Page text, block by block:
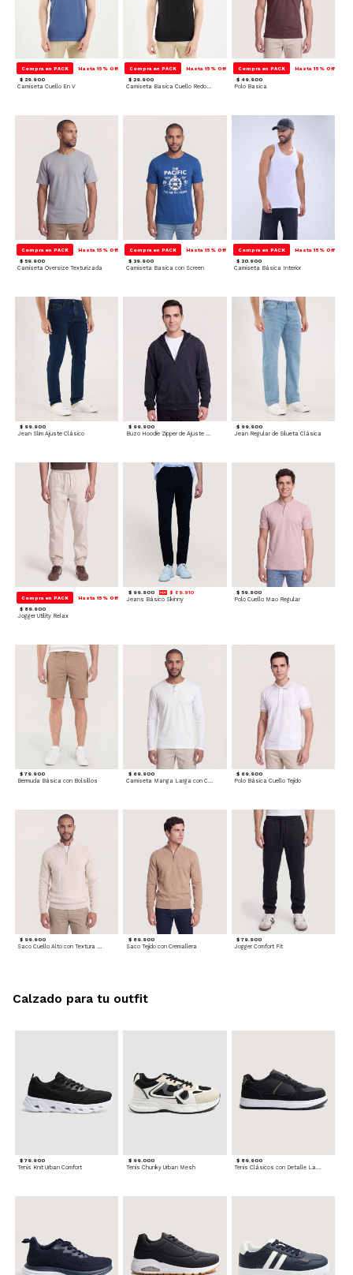
Compra en PACK Hasta 15% Off
$ 29.900
Camiseta Cuello En V
Compra en PACK Hasta 15% Off
$ 29.900
Camiseta Basica Cuello Redondo
Compra en PACK Hasta 15% Off
$ 49.900
Polo Basica
Compra en PACK Hasta 15% Off
$ 59.900
Camiseta Oversize Texturizada
Compra en PACK Hasta 15% Off
$ 39.900
Camiseta Basica con Screen
Compra en PACK Hasta 15% Off
$ 20.900
Camiseta Básica Interior
$ 99.900
Jean Slim Ajuste Clásico
$ 99.900
Buzo Hoodie Zipper de Ajuste Cómodo
$ 99.900
Jean Regular de Silueta Clásica
Compra en PACK Hasta 15% Off
$ 89.900
Jogger Utility Relax
$ 99.900 $ 89.910
Jeans Básico Skinny
$ 59.900
Polo Cuello Mao Regular
$ 79.900
Bermuda Básica con Bolsillos
$ 69.900
Camiseta Manga Larga con Cuello Henley
$ 69.900
Polo Básica Cuello Tejido
$ 99.900
Saco Cuello Alto con Textura Trenzada
$ 89.900
Saco Tejido con Cremallera
$ 79.900
Jogger Comfort Fit
$ 79.900
Tenis Knit Urban Comfort
$ 99.000
Tenis Chunky Urban Mesh
$ 89.900
Tenis Clásicos con Detalle Lateral
Calzado para tu outfit